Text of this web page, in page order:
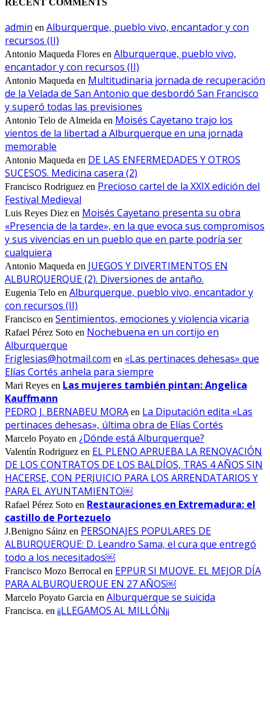
admin en Alburquerque, pueblo vivo, encantador y con
recursos (II)
Antonio Maqueda Flores en Alburquerque, pueblo vivo,
encantador y con recursos (II)
Antonio Maqueda en Multitudinaria jornada de recuperación
de la Velada de San Antonio que desbordó San Francisco
y superó todas las previsiones
Antonio Telo de Almeida en Moisés Cayetano trajo los
vientos de la libertad a Alburquerque en una jornada
memorable
Antonio Maqueda en DE LAS ENFERMEDADES Y OTROS
SUCESOS. Medicina casera (2)
Francisco Rodriguez en Precioso cartel de la XXIX edición del
Festival Medieval
Luis Reyes Diez en Moisés Cayetano presenta su obra
«Presencia de la tarde», en la que evoca sus compromisos
y sus vivencias en un pueblo que en parte podría ser
cualquiera
Antonio Maqueda en JUEGOS Y DIVERTIMENTOS EN
ALBURQUERQUE (2). Diversiones de antaño.
Eugenia Telo en Alburquerque, pueblo vivo, encantador y
con recursos (II)
Francisco en Sentimientos, emociones y violencia vicaria
Rafael Pérez Soto en Nochebuena en un cortijo en
Alburquerque
Friglesias@hotmail.com en «Las pertinaces dehesas» que
Elías Cortés anhela para siempre
Mari Reyes en Las mujeres también pintan: Angelica
Kauffmann
PEDRO J. BERNABEU MORA en La Diputación edita «Las
pertinaces dehesas», última obra de Elías Cortés
Marcelo Poyato en ¿Dónde está Alburquerque?
Valentín Rodriguez en EL PLENO APRUEBA LA RENOVACIÓN
DE LOS CONTRATOS DE LOS BALDÍOS, TRAS 4 AÑOS SIN
HACERSE, CON PERJUICIO PARA LOS ARRENDATARIOS Y
PARA EL AYUNTAMIENTO￼
Rafael Pérez Soto en Restauraciones en Extremadura: el
castillo de Portezuelo
J.Benigno Sáinz en PERSONAJES POPULARES DE
ALBURQUERQUE: D. Leandro Sama, el cura que entregó
todo a los necesitados￼
Francisco Mozo Berrocal en EPPUR SI MUOVE. EL MEJOR DÍA
PARA ALBURQUERQUE EN 27 AÑOS￼
Marcelo Poyato Garcia en Alburquerque se suicida
Francisca. en ¡¡LLEGAMOS AL MILLÓN¡¡